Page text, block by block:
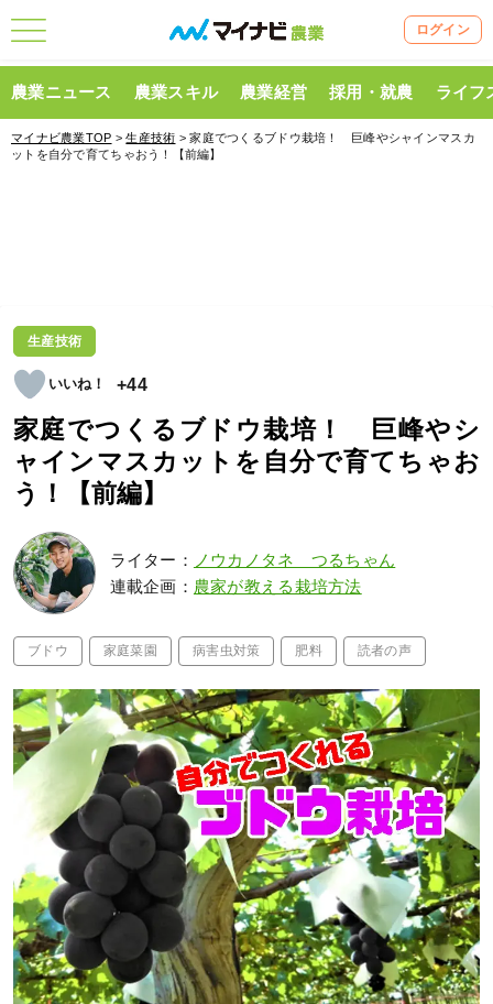
ログイン
農業ニュース 農業スキル 農業経営 採用・就農 ライフ
マイナビ農業TOP >生産技術 > 家庭でつくるブドウ栽培！ 巨峰やシャインマスカ
ットを自分で育てちゃおう！【前編】
生産技術
+44
家庭でつくるブドウ栽培！ 巨峰やシ
ャインマスカットを自分で育てちゃお
う！【前編】
ライター：
ノウカノタネ つるちゃん
連載企画： 農家が教える栽培方法
ブドウ 家庭菜園 病害虫対策 肥料 読者の声